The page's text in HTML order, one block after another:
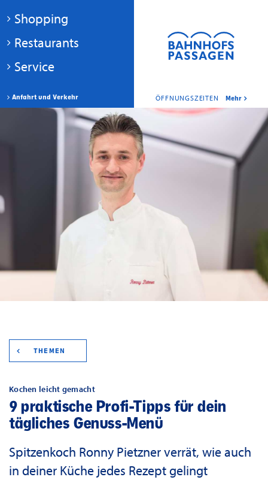
ÖFFNUNGSZEITEN Mehr
Anfahrt und Verkehr
Shopping
Restaurants
Service
THEMEN
Kochen leicht gemacht
9 praktische Profi-Tipps für dein
tägliches Genuss-Menü
Spitzenkoch Ronny Pietzner verrät, wie auch
in deiner Küche jedes Rezept gelingt